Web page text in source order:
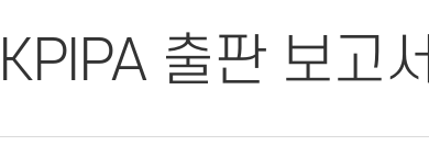
KPIPA 출판 보고서